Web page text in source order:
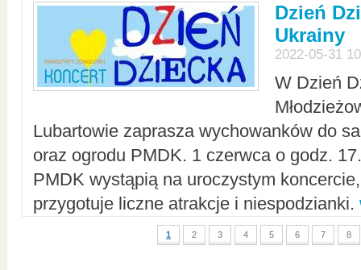
Dzień
Ukrainy
2022-05-31
W Dzień
Lubartowie zaprasza wychowanków do
oraz ogrodu PMDK. 1 czerwca o godz.
PMDK wystąpią na uroczystym
przygotuje liczne atrakcje i niespodzianki.
1 2 3 4 5 6 7 8